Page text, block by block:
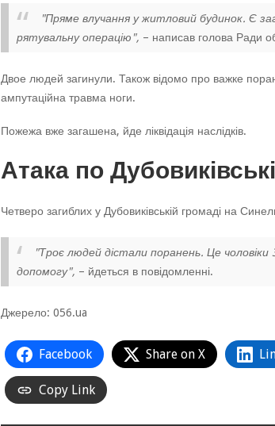
"Пряме влучання у житловий будинок. Є
рятувальну операцію", – написав голова Ради
Двое людей загинули. Також відомо про важке
ампутаційна травма ноги.
Пожежа вже загашена, йде ліквідація наслідків.
Атака по
Четверо загиблих у Дубовиківській громаді на
"Троє людей дістали поранень. Це
допомогу", – йдеться в повідомленні.
Джерело: 056.ua
Facebook Share on X
Copy Link